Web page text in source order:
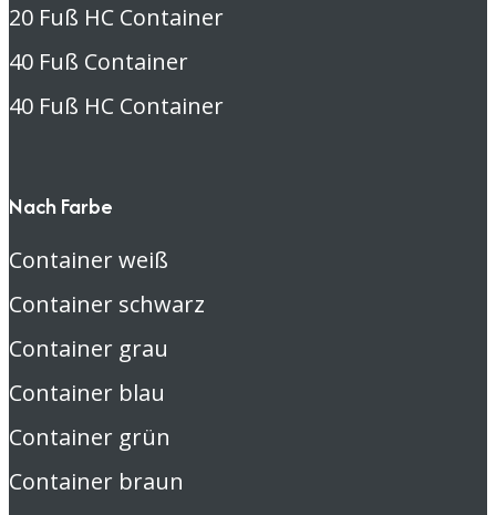
20 Fuß HC Container
40 Fuß Container
40 Fuß HC Container
Nach Farbe
Container weiß
Container schwarz
Container grau
Container blau
Container grün
Container braun